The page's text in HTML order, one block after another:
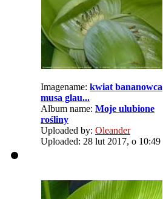
Imagename: kwiat bananowca
musa glau...
Album name: Moje ulubione
rośliny
Uploaded by: Oleander
Uploaded: 28 lut 2017, o 10:49